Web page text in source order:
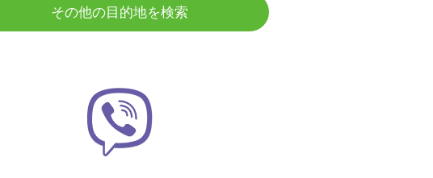
その他の目的地を検索